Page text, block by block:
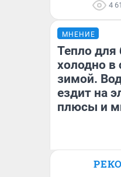
4
МНЕНИЕ
Тепло
холодно в
зимой.
ездит на
плюсы и
Денис